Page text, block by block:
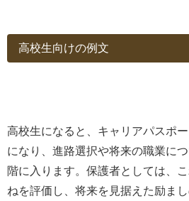
高校生向けの例文
高校生になると、キャリアパスポ
になり、進路選択や将来の職業に
階に入ります。保護者としては、
ねを評価し、将来を見据えた励ま